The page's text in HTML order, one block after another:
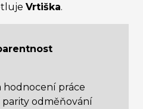
Vrtiška.
hodnocení práce
odměňování